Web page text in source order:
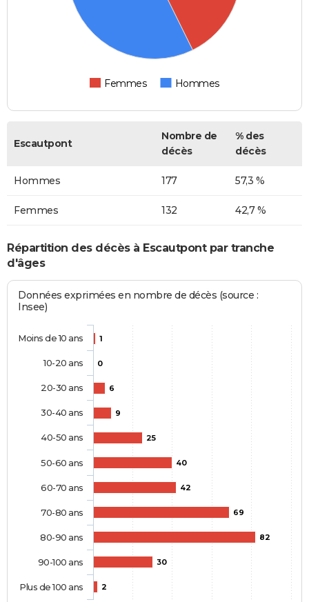
Femmes Hommes
Escautpont
Nombre de
décès
% des
décès
Hommes 177 57,3 %
Femmes 132 42,7 %
Répartition des décès à Escautpont par tranche
d'âges
Données exprimées en nombre de décès (source :
Insee)
1
0
6
9
25
40
42
69
82
30
2
Moins de 10 ans
10-20 ans
20-30 ans
30-40 ans
40-50 ans
50-60 ans
60-70 ans
70-80 ans
80-90 ans
90-100 ans
Plus de 100 ans